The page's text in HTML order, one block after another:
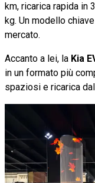
km, ricarica rapida in
kg. Un modello
mercato.
Accanto a lei, la Kia
in un formato più
spaziosi e ricarica dal